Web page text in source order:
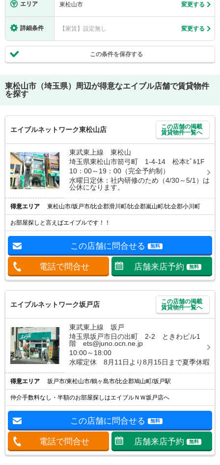
エリア 東松山市 変更する
詳細条件 【家賃】設定無し 変更する
この条件を保存する
東松山市（埼玉県）
周辺が得意なエイブル店舗で賃貸物件
を探す
エイブルネットワーク東松山店
この店舗の掲載
賃貸物件一覧へ
東武東上線 東松山
埼玉県東松山市箭弓町 1-4-14 松本ﾋﾞﾙ1F
10：00～19：00（完全予約制）
水曜日定休：社内研修のため（4/30～5/1）は
公休になります。
得意エリア 東松山市/坂戸市/比企郡滑川町/比企郡嵐山町/比企郡小川町
お部屋探しと言えばエイブルです！！
この店舗に問合せる 無料
電話で問合せ 店舗来店予約 無料
エイブルネットワーク坂戸店
この店舗の掲載
賃貸物件一覧へ
東武東上線 坂戸
埼玉県坂戸市日の出町 2-2 ときわビル1
階 ets@juno.ocn.ne.jp
10:00～18:00
水曜定休 8月11日より8月15日まで夏季休暇
得意エリア 坂戸市/東松山市/鶴ヶ島市/比企郡鳩山町/坂戸駅
仲介手数料なし・半額のお部屋探しはエイブルＮＷ坂戸店へ
この店舗に問合せる 無料
電話で問合せ 店舗来店予約 無料